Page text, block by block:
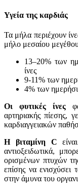
Υγεία της καρδιάς
Τα μήλα περιέχουν
μήλο μεσαίου
13–20% των
ίνες
9-11% των
4% των
Οι φυτικές ίνες
αρτηριακής πίεσης,
καρδιαγγειακών
Η βιταμίνη C
αντιοξειδωτικά,
ορισμένων πτυχών
επίσης να ενισχύσει
στην άμυνα του